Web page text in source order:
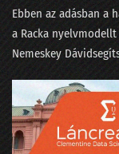
222 -
220 -
219 -
Ebben az adásban a
a ⁠Racka⁠
⁠Nemeskey